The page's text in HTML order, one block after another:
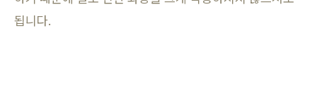
됩니다.